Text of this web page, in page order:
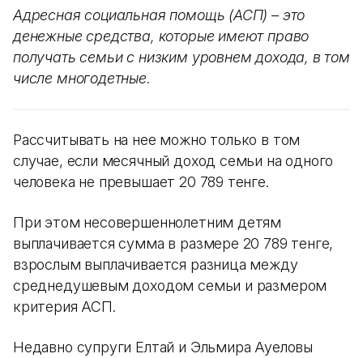
Адресная социальная помощь (АСП) – это
денежные средства, которые имеют право
получать семьи с низким уровнем дохода, в том
числе многодетные.
Рассчитывать на нее можно только в том
случае, если месячный доход семьи на одного
человека не превышает 20 789 тенге.
При этом несовершеннолетним детям
выплачивается сумма в размере 20 789 тенге,
взрослым выплачивается разница между
среднедушевым доходом семьи и размером
критерия АСП.
Недавно супруги Елтай и Эльмира Ауеловы